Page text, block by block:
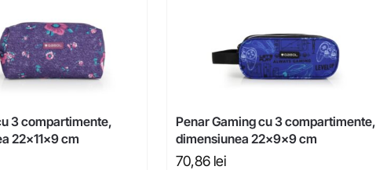
3 compartimente,
22x11x9 cm
Penar Gaming cu 3 compartimente,
dimensiunea 22x9x9 cm
70,86 lei